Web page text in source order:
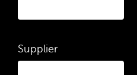
Supplier